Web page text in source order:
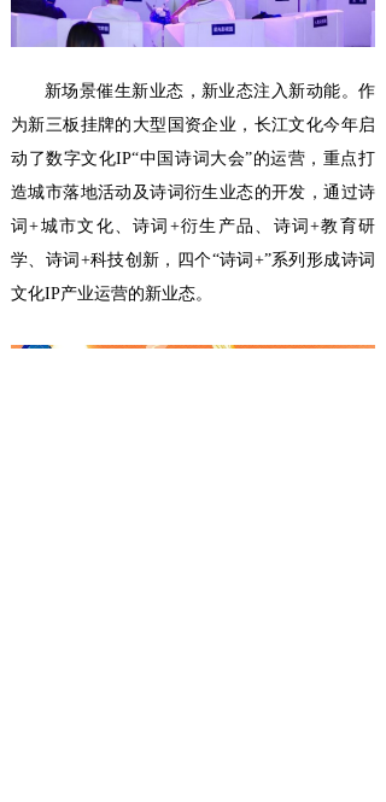
新场景催生新业态，新业态注入新动能。作
为新三板挂牌的大型国资企业，长江文化今年启
动了数字文化IP“中国诗词大会”的运营，重点打
造城市落地活动及诗词衍生业态的开发，通过诗
词+城市文化、诗词+衍生产品、诗词+教育研
学、诗词+科技创新，四个“诗词+”系列形成诗词
文化IP产业运营的新业态。